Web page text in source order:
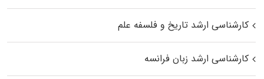
کارشناسی ارشد تاریخ و فلسفه علم
کارشناسی ارشد زبان فرانسه